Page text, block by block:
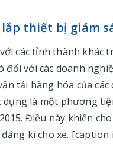
thiết bị giám
các tỉnh thành khác
với các doanh
tải hàng hóa của
dụng là một phương
Điều này khiến
kí cho xe. [caption